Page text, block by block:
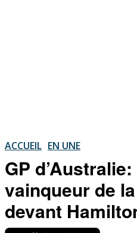
ACCUEIL EN UNE
GP
vainqueur de
devant